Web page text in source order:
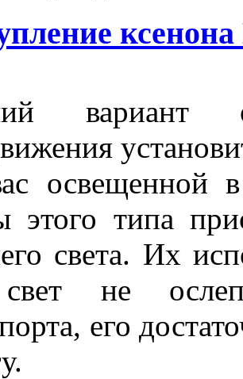
вариант
освещенной
этого типа
света. Их
не
его